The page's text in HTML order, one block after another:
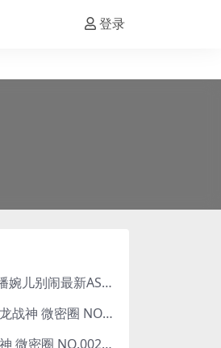
登录
斗鱼主播婉儿别闹最新ASMR钻石办卡火箭开箱视频+音频合集-47个资源打包下载 [39V-10.1GB]
抖音 爆龙战神 微密圈 NO.006期 【5P13V】最新至：2023.6.7(暴龙神和战龙皇)
抖音 鱼神 微密圈 NO.002期 【44P】(抖音鱼神微密猫)